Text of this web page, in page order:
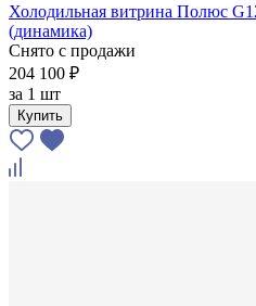
Холодильная витрина Полюс
(динамика)
Снято с продажи
204 100 ₽
за 1 шт
Купить